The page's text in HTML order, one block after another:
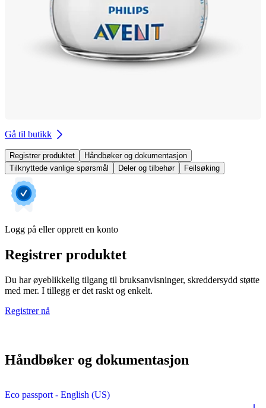
Gå til butikk
Registrer produktet
Håndbøker og dokumentasjon
Tilknyttede vanlige spørsmål
Deler og tilbehør Feilsøking
Logg på eller opprett en konto
Registrer produktet
Du har øyeblikkelig tilgang til bruksanvisninger, skreddersydd støtte
med mer. I tillegg er det raskt og enkelt.
Registrer nå
Håndbøker og dokumentasjon
Eco passport - English (US)